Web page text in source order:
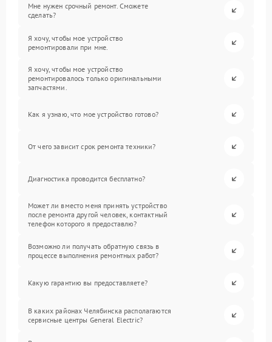
Мне нужен срочный ремонт. Сможете
сделать?
Я хочу, чтобы мое устройство
ремонтировали при мне.
Я хочу, чтобы мое устройство
ремонтировалось только оригинальными
запчастями.
Как я узнаю, что мое устройство готово?
От чего зависит срок ремонта техники?
Диагностика проводится бесплатно?
Может ли вместо меня принять устройство
после ремонта другой человек, контактный
телефон которого я предоставлю?
Возможно ли получать обратную связь в
процессе выполнения ремонтных работ?
Какую гарантию вы предоставляете?
В каких районах Челябинска располагаются
сервисные центры General Electric?